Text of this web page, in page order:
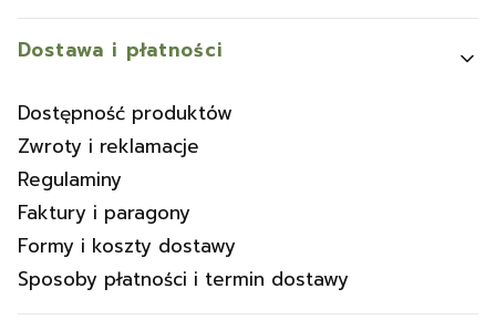
Dostawa i płatności
Dostępność produktów
Zwroty i reklamacje
Regulaminy
Faktury i paragony
Formy i koszty dostawy
Sposoby płatności i termin dostawy